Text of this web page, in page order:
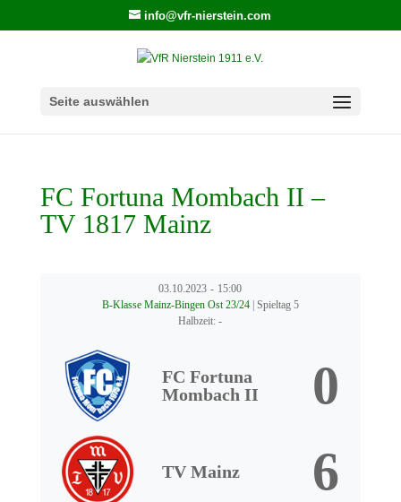
info@vfr-nierstein.com
Seite auswählen
FC Fortuna Mombach II –
TV 1817 Mainz
03.10.2023 - 15:00
B-Klasse Mainz-Bingen Ost 23/24 | Spieltag 5
Halbzeit: -
FC Fortuna
Mombach II
0
TV Mainz 6